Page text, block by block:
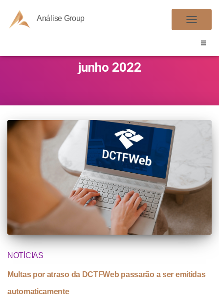
Análise Group
junho 2022
NOTÍCIAS
Multas por atraso da DCTFWeb passarão a ser emitidas
automaticamente